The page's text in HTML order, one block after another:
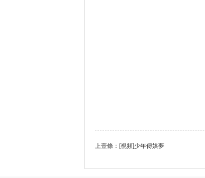
上壹條： [視頻]少年傳媒夢